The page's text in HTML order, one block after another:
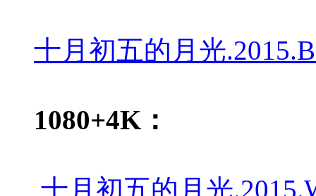
十月初五的月光
1080+4K：
十月初五的月光